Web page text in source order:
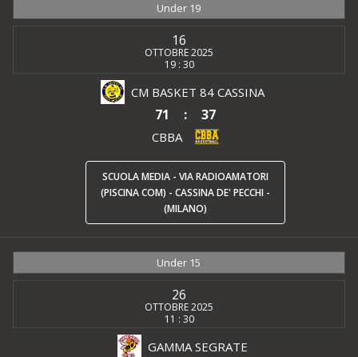
Under 19
16
OTTOBRE 2025
19 : 30
CM BASKET 84 CASSINA
71 : 37
CBBA
SCUOLA MEDIA - VIA RADIOAMATORI
(PISCINA COM) - CASSINA DE' PECCHI -
(MILANO)
Under 15
26
OTTOBRE 2025
11 : 30
GAMMA SEGRATE